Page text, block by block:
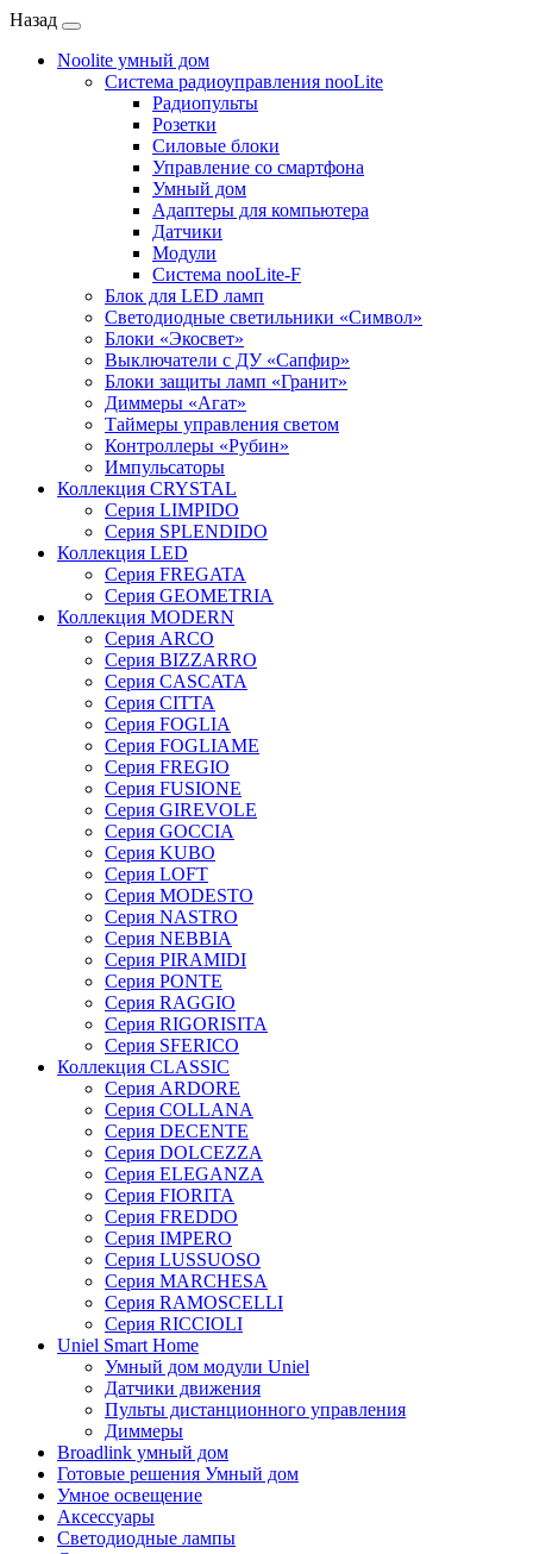
Назад
Noolite умный дом
Система радиоуправления nooLite
Радиопульты
Розетки
Силовые блоки
Управление со смартфона
Умный дом
Адаптеры для компьютера
Датчики
Модули
Система nooLite-F
Блок для LED ламп
Светодиодные светильники «Символ»
Блоки «Экосвет»
Выключатели с ДУ «Сапфир»
Блоки защиты ламп «Гранит»
Диммеры «Агат»
Таймеры управления светом
Контроллеры «Рубин»
Импульсаторы
Коллекция CRYSTAL
Серия LIMPIDO
Серия SPLENDIDO
Коллекция LED
Серия FREGATA
Серия GEOMETRIA
Коллекция MODERN
Серия ARCO
Серия BIZZARRO
Серия CASCATA
Серия CITTA
Серия FOGLIA
Серия FOGLIAME
Серия FREGIO
Серия FUSIONE
Серия GIREVOLE
Серия GOCCIA
Серия KUBO
Серия LOFT
Серия MODESTO
Серия NASTRO
Серия NEBBIA
Серия PIRAMIDI
Серия PONTE
Серия RAGGIO
Серия RIGORISITA
Серия SFERICO
Коллекция CLASSIC
Серия ARDORE
Серия COLLANA
Серия DECENTE
Серия DOLCEZZA
Серия ELEGANZA
Серия FIORITA
Серия FREDDO
Серия IMPERO
Серия LUSSUOSO
Серия MARCHESA
Серия RAMOSCELLI
Серия RICCIOLI
Uniel Smart Home
Умный дом модули Uniel
Датчики движения
Пульты дистанционного управления
Диммеры
Broadlink умный дом
Готовые решения Умный дом
Умное освещение
Аксессуары
Светодиодные лампы